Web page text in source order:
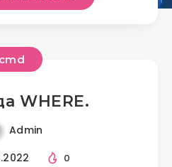
cmd
WHERE.
Admin
0